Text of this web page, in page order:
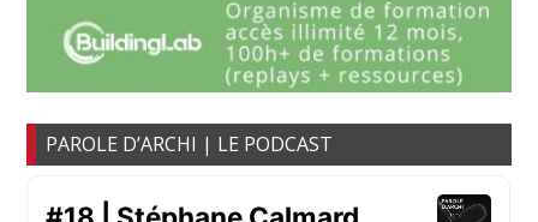
PAROLE D’ARCHI | LE PODCAST